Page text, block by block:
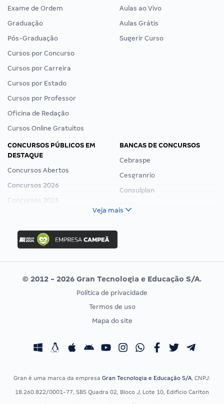
Exame de Ordem
Graduação
Pós-Graduação
Cursos por Concurso
Cursos por Carreira
Cursos por Estado
Cursos por Professor
Oficina de Redação
Cursos Online Gratuitos
Aulas ao Vivo
Aulas Grátis
Sugerir Curso
CONCURSOS PÚBLICOS EM
DESTAQUE
Concursos Abertos
Concursos 2026
Concursos 2025
Concurso Nacional Unificado
Concurso Ibama
Concurso MPU
Editais publicados
BANCAS DE CONCURSOS
Cebraspe
Cesgranrio
Consulplan
Vunesp
CONCURSOS POR PROFISSÃO
Concursos Fiscais
EXAME DE ORDEM
Calendário OAB
Veja mais
© 2012 - 2026 Gran Tecnologia e Educação S/A.
Política de privacidade
Termos de uso
Mapa do site
Gran é uma marca da empresa Gran Tecnologia e Educação S/A, CNPJ:
18.260.822/0001-77, SBS Quadra 02, Bloco J, Lote 10, Edifício Carlton